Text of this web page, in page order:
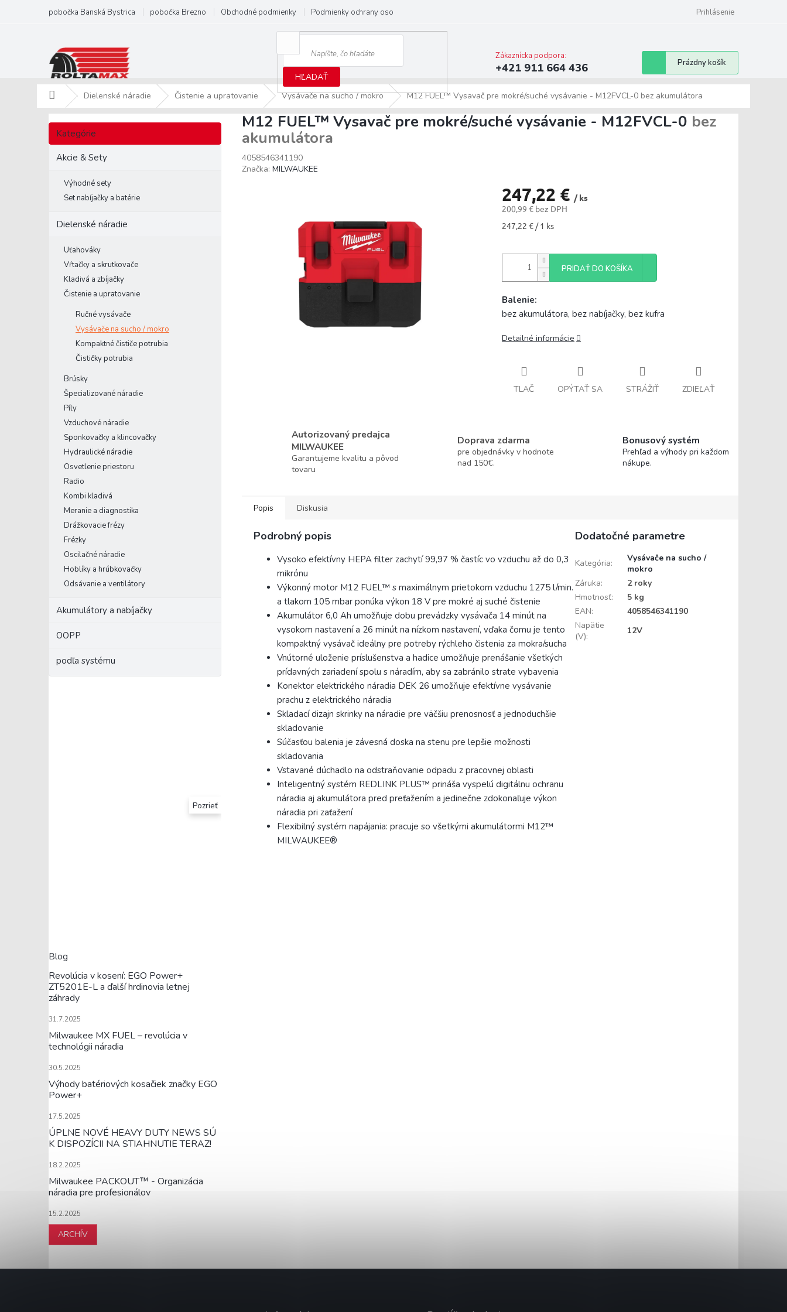
obsah
pobočka Banská Bystrica pobočka Brezno Obchodné podmienky Podmienky ochrany osobných údajov Prihlásenie
HĽADAŤ
Zákaznícka podpora:
+421 911 664 436
Nákupný
košík
Prázdny košík
DomovDielenské náradie Čistenie a upratovanie Vysávače na sucho / mokro M12 FUEL™ Vysavač pre mokré/suché vysávanie - M12FVCL-0 bez akumulátora
B
č
Preskočiť
kategórie
Kategórie
Akcie & Sety
Výhodné sety
Set nabíjačky a batérie
Dielenské náradie
Uťahováky
Vŕtačky a skrutkovače
Kladivá a zbíjačky
Čistenie a upratovanie
Ručné vysávače
Vysávače na sucho / mokro
Kompaktné čističe potrubia
Čističky potrubia
Brúsky
Špecializované náradie
Píly
Vzduchové náradie
Sponkovačky a klincovačky
Hydraulické náradie
Osvetlenie priestoru
Radio
Kombi kladivá
Meranie a diagnostika
Drážkovacie frézy
Frézky
Oscilačné náradie
Hoblíky a hrúbkovačky
Odsávanie a ventilátory
Akumulátory a nabíjačky
OOPP
podľa systému
Pozrieť
Blog
Revolúcia v kosení: EGO Power+
ZT5201E-L a ďalší hrdinovia letnej
záhrady
31.7.2025
Milwaukee MX FUEL – revolúcia v
technológii náradia
30.5.2025
Výhody batériových kosačiek značky EGO
Power+
17.5.2025
ÚPLNE NOVÉ HEAVY DUTY NEWS SÚ
K DISPOZÍCII NA STIAHNUTIE TERAZ!
18.2.2025
Milwaukee PACKOUT™ - Organizácia
náradia pre profesionálov
15.2.2025
ARCHÍV
M12 FUEL™ Vysavač pre mokré/suché vysávanie - M12FVCL-0 bez
akumulátora
4058546341190
Značka: MILWAUKEE
247,22 € / ks
200,99 € bez DPH
Jednotková
247,22 € / 1 ks
PRIDAŤ DO KOŠÍKA
Balenie:
bez akumulátora, bez nabíjačky, bez kufra
Detailné informácie
TLAČ OPÝTAŤ SA STRÁŽIŤ ZDIEĽAŤ
Autorizovaný predajca
MILWAUKEE
Garantujeme kvalitu a pôvod
tovaru
Doprava zdarma
pre objednávky v hodnote
nad 150€.
Bonusový systém
Prehľad a výhody pri každom
nákupe.
Popis Diskusia
Podrobný popis
Vysoko efektívny HEPA filter zachytí 99,97 % častíc vo vzduchu až do 0,3
mikrónu
Výkonný motor M12 FUEL™ s maximálnym prietokom vzduchu 1275 l/min.
a tlakom 105 mbar ponúka výkon 18 V pre mokré aj suché čistenie
Akumulátor 6,0 Ah umožňuje dobu prevádzky vysávača 14 minút na
vysokom nastavení a 26 minút na nízkom nastavení, vďaka čomu je tento
kompaktný vysávač ideálny pre potreby rýchleho čistenia za mokra/sucha
Vnútorné uloženie príslušenstva a hadice umožňuje prenášanie všetkých
prídavných zariadení spolu s náradím, aby sa zabránilo strate vybavenia
Konektor elektrického náradia DEK 26 umožňuje efektívne vysávanie
prachu z elektrického náradia
Skladací dizajn skrinky na náradie pre väčšiu prenosnosť a jednoduchšie
skladovanie
Súčasťou balenia je závesná doska na stenu pre lepšie možnosti
skladovania
Vstavané dúchadlo na odstraňovanie odpadu z pracovnej oblasti
Inteligentný systém REDLINK PLUS™ prináša vyspelú digitálnu ochranu
náradia aj akumulátora pred preťažením a jedinečne zdokonaľuje výkon
náradia pri zaťažení
Flexibilný systém napájania: pracuje so všetkými akumulátormi M12™
MILWAUKEE®
Dodatočné parametre
Kategória:
Vysávače na sucho /
mokro
Záruka:
2 roky
Hmotnosť:
5 kg
EAN:
4058546341190
Napätie
(V):
12V